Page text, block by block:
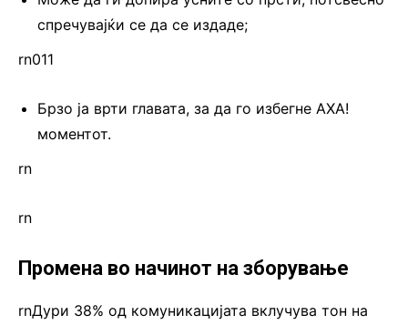
спречувајќи се да се издаде;
rn011
Брзо ја врти главата, за да го избегне АХА!
моментот.
rn
rn
Промена во начинот на зборување
rnДури 38% од комуникацијата вклучува тон на